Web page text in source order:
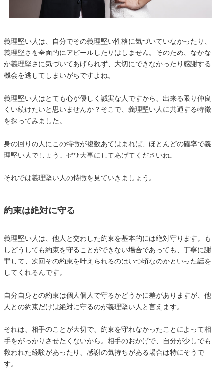
義理堅い人は、自分でその義理堅い性格に気づいていなかったり、
義理堅さを全面的にアピールしたりはしません。そのため、なかな
か義理堅さに気づいてあげられず、大切にできなかったり感謝する
機会を逃してしまいがちですよね。
義理堅い人はとても心が優しく誠実な人ですから、出来る限り仲良
くい続けたいと思いませんか？そこで、義理堅い人に共通する特徴
を探ってみました。
身の回りの人にこの特徴が複数あてはまれば、ほとんどの確率で義
理堅い人でしょう。ぜひ大事にしてあげてくださいね。
それでは義理堅い人の特徴を見ていきましょう。
約束は絶対に守る
義理堅い人は、他人と交わした約束を基本的には絶対守ります。も
しどうしても約束を守ることができない場合であっても、丁寧に謝
罪して、次回その約束を叶えられるのはいつ頃なのかといった話を
してくれるんです。
自分自身との約束は個人個人で守るかどうかに差がありますが、他
人との約束だけは絶対に守るのが義理堅い人と言えます。
それは、相手のことが大切で、約束を守れなかったことによって相
手をがっかりさせたくないから。相手のおかげで、自分が少しでも
救われた経験があったり、感謝の気持ちがある場合は特にそうで
す。